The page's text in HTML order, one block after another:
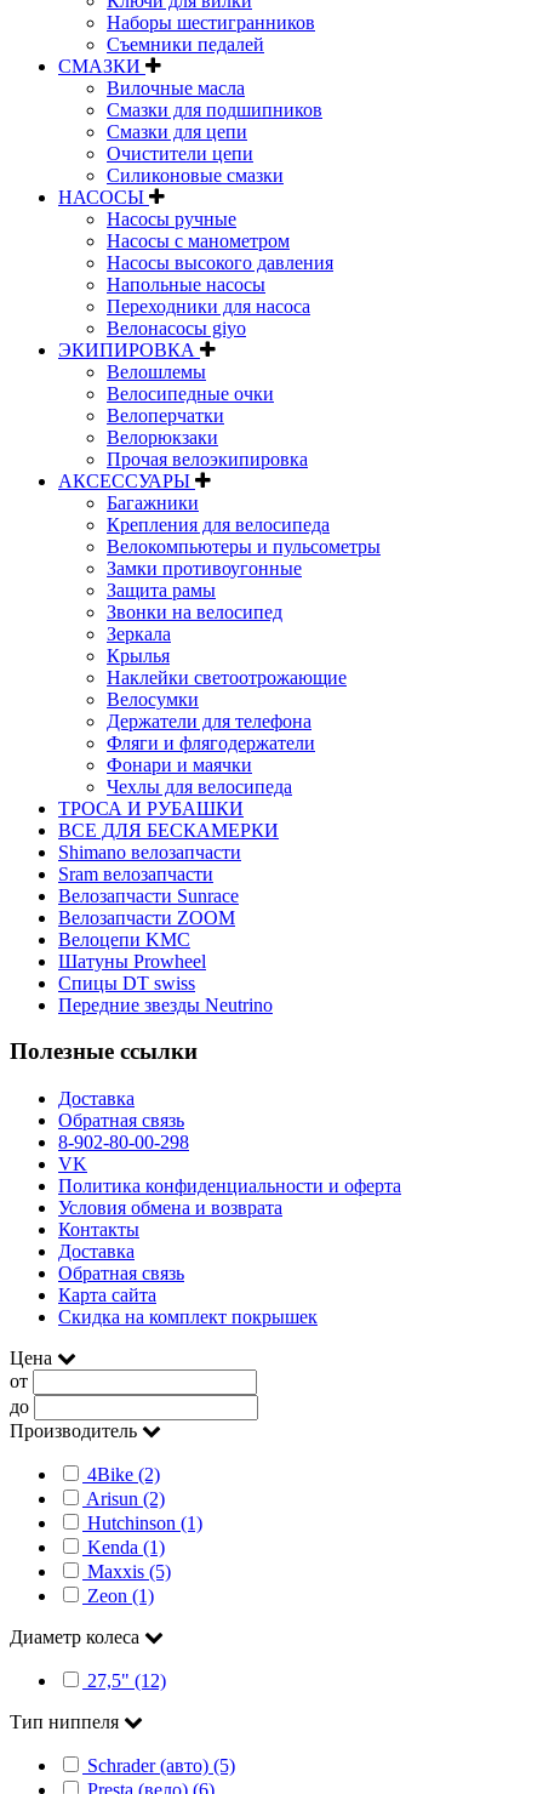
Наборы шестигранников
Съемники педалей
СМАЗКИ
Вилочные масла
Смазки для подшипников
Смазки для цепи
Очистители цепи
Силиконовые смазки
НАСОСЫ
Насосы ручные
Насосы с манометром
Насосы высокого давления
Напольные насосы
Переходники для насоса
Велонасосы giyo
ЭКИПИРОВКА
Велошлемы
Велосипедные очки
Велоперчатки
Велорюкзаки
Прочая велоэкипировка
АКСЕССУАРЫ
Багажники
Крепления для велосипеда
Велокомпьютеры и пульсометры
Замки противоугонные
Защита рамы
Звонки на велосипед
Зеркала
Крылья
Наклейки светоотрожающие
Велосумки
Держатели для телефона
Фляги и флягодержатели
Фонари и маячки
Чехлы для велосипеда
ТРОСА И РУБАШКИ
ВСЕ ДЛЯ БЕСКАМЕРКИ
Shimano велозапчасти
Sram велозапчасти
Велозапчасти Sunrace
Велозапчасти ZOOM
Велоцепи KMC
Шатуны Prowheel
Спицы DT swiss
Передние звезды Neutrino
Полезные ссылки
Доставка
Обратная связь
8-902-80-00-298
VK
Политика конфиденциальности и оферта
Условия обмена и возврата
Контакты
Доставка
Обратная связь
Карта сайта
Скидка на комплект покрышек
Цена
от
до
Производитель
4Bike (2)
Arisun (2)
Hutchinson (1)
Kenda (1)
Maxxis (5)
Zeon (1)
Диаметр колеса
27,5" (12)
Тип ниппеля
Schrader (авто) (5)